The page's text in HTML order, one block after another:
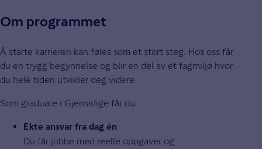
Om programmet
Å starte karrieren kan føles som et stort steg. Hos oss får
du en trygg begynnelse og blir en del av et fagmiljø hvor
du hele tiden utvikler deg videre.
Som graduate i Gjensidige får du:
Ekte ansvar fra dag én
Du får jobbe med reelle oppgaver og